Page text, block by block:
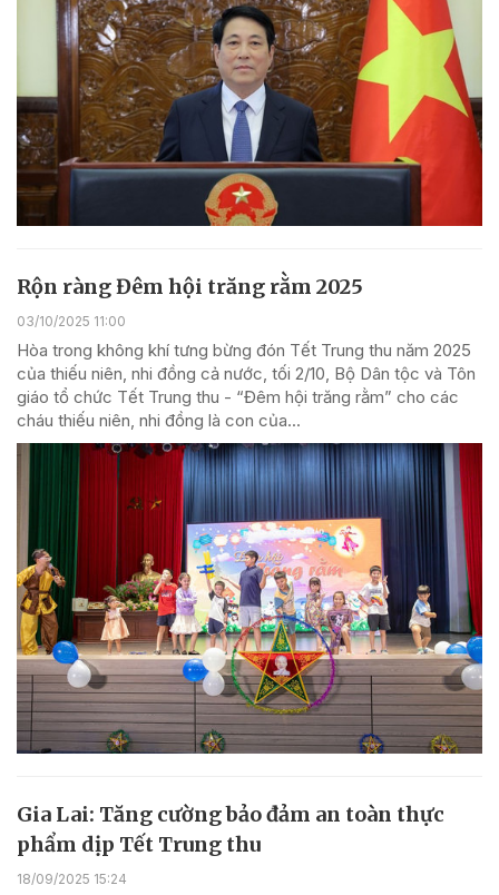
Rộn ràng Đêm hội trăng rằm 2025
03/10/2025 11:00
Hòa trong không khí tưng bừng đón Tết Trung thu năm 2025
của thiếu niên, nhi đồng cả nước, tối 2/10, Bộ Dân tộc và Tôn
giáo tổ chức Tết Trung thu - “Đêm hội trăng rằm” cho các
cháu thiếu niên, nhi đồng là con của...
Gia Lai: Tăng cường bảo đảm an toàn thực
phẩm dịp Tết Trung thu
18/09/2025 15:24